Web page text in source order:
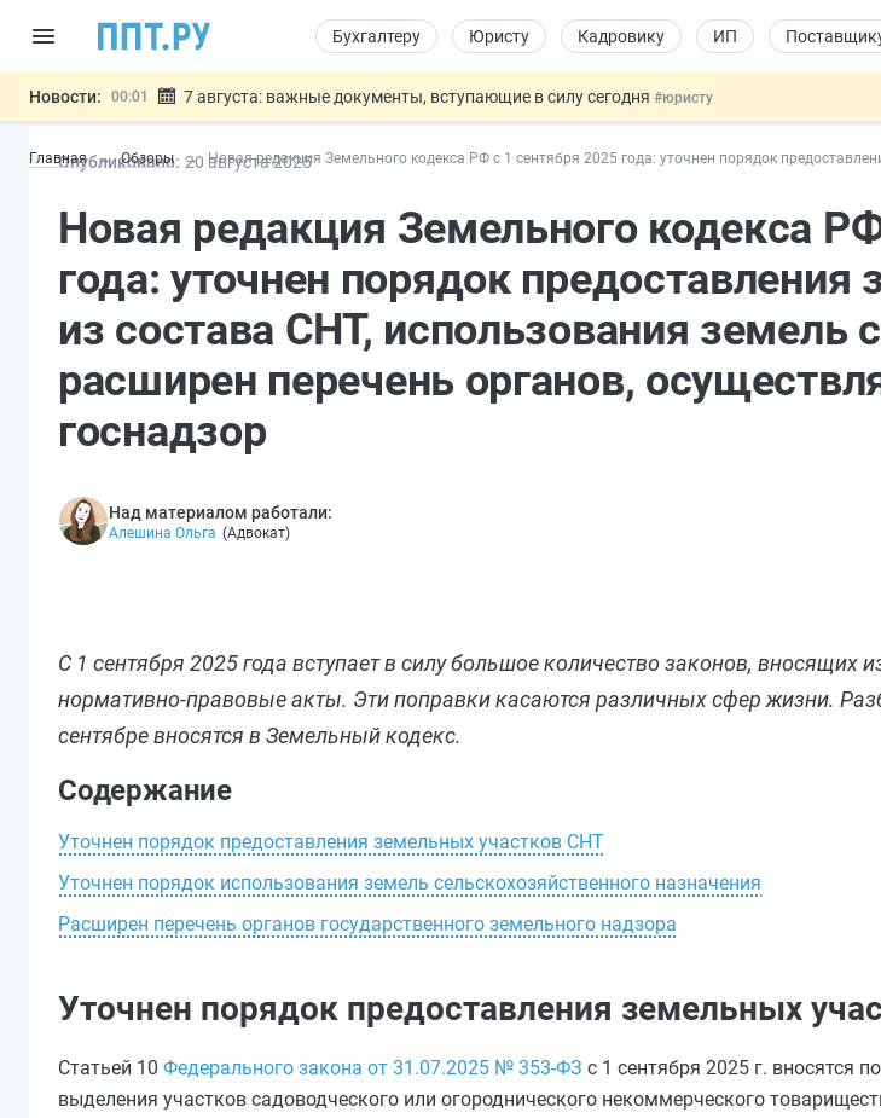
Бухгалтеру Юристу Кадровику ИП
Новости: 00:01 7 августа: важные документы, вступающие в силу сегодня #юристу
06.08 Подписан указ об отмене спецрежима для вкладов физлиц из недружественных стран
06.08
Важно Обеспечительный платёж СПОТ могут заменить банковской гарантией
Главная Обзоры Новая редакция Земельного кодекса РФ с 1 сентября 2025 года: уточнен порядок
Опубликовано: 20 августа2025
Новая редакция Земельного кодекса
года: уточнен порядок предоставления
из состава СНТ, использования земель
расширен перечень органов,
госнадзор
Над материалом работали:
Алешина Ольга (Адвокат)
С 1 сентября 2025 года вступает в силу большое количество законов, вносящих
нормативно-правовые акты. Эти поправки касаются различных сфер жизни.
сентябре вносятся в Земельный кодекс.
Содержание
Уточнен порядок предоставления земельных участков СНТ
Уточнен порядок использования земель сельскохозяйственного назначения
Расширен перечень органов государственного земельного надзора
Уточнен порядок предоставления земельных
Статьей 10 Федерального закона от 31.07.2025 № 353-ФЗ с 1 сентября 2025 г. вносятся
выделения участков садоводческого или огороднического некоммерческого